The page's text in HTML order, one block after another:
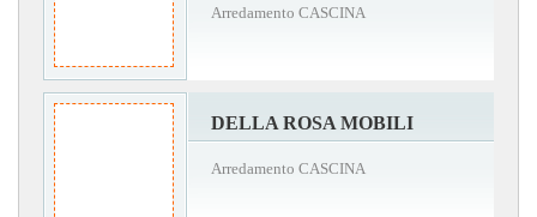
Arredamento CASCINA
DELLA ROSA MOBILI
Arredamento CASCINA